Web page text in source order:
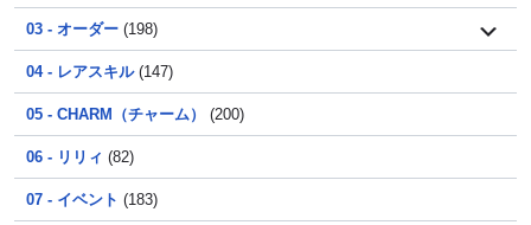
03 - オーダー (198)
04 - レアスキル(147)
05 - CHARM（チャーム） (200)
06 - リリィ (82)
07 - イベント (183)